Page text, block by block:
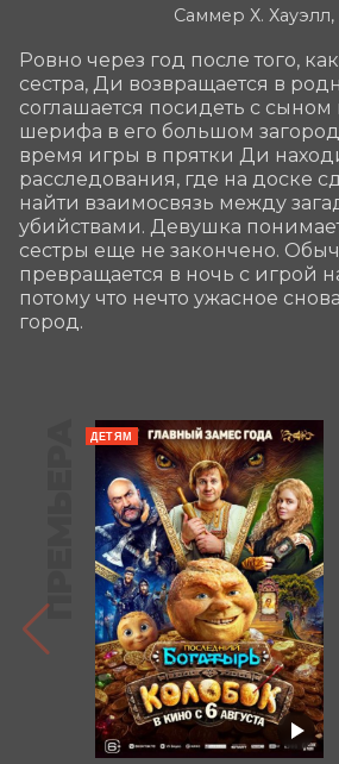
Саммер Х.
Ровно через год после того,
сестра, Ди возвращается в
соглашается посидеть с сыном
шерифа в его большом
время игры в прятки Ди
расследования, где на доске
найти взаимосвязь между
убийствами. Девушка
сестры еще не закончено.
превращается в ночь с игрой
потому что нечто ужасное
город.
ДЕТЯМ